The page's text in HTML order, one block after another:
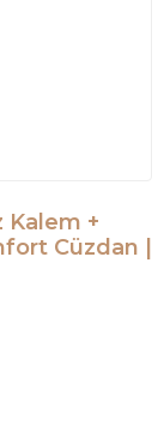
Kalem +
Cüzdan |